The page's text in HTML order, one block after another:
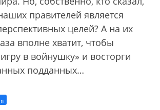
правителей является
целей? А на их
вполне хватит, чтобы
в войнушку» и восторги
подданных…